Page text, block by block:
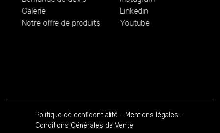
Galerie
Notre offre de produits
Linkedin
Youtube
Politique de confidentialité - Mentions légales -
Conditions Générales de Vente